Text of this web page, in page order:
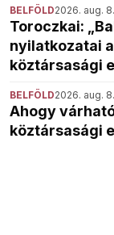
BELFÖLD2026. aug.
Toroczkai:
nyilatkozatai
köztársasági
BELFÖLD2026. aug.
Ahogy
köztársasági